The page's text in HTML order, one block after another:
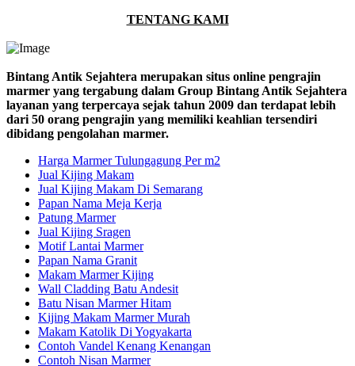
TENTANG KAMI
Bintang Antik Sejahtera merupakan situs online pengrajin
marmer yang tergabung dalam Group Bintang Antik Sejahtera
layanan yang terpercaya sejak tahun 2009 dan terdapat lebih
dari 50 orang pengrajin yang memiliki keahlian tersendiri
dibidang pengolahan marmer.
Harga Marmer Tulungagung Per m2
Jual Kijing Makam
Jual Kijing Makam Di Semarang
Papan Nama Meja Kerja
Patung Marmer
Jual Kijing Sragen
Motif Lantai Marmer
Papan Nama Granit
Makam Marmer Kijing
Wall Cladding Batu Andesit
Batu Nisan Marmer Hitam
Kijing Makam Marmer Murah
Makam Katolik Di Yogyakarta
Contoh Vandel Kenang Kenangan
Contoh Nisan Marmer